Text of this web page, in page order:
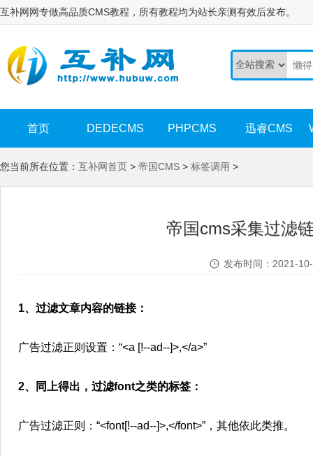
互补网网专做高品质CMS教程，所有教程均为站长亲测有效后发布。
首页 DEDECMS PHPCMS 迅睿CMS
您当前所在位置： 互补网首页 > 帝国CMS > 标签调用 >
帝国cms采集过滤
发布时间：2021-
1、过滤文章内容的链接：
广告过滤正则设置：“<a [!--ad--]>,</a>”
2、同上得出，过滤font之类的标签：
广告过滤正则：“<font[!--ad--]>,</font>”，其他依此类推。